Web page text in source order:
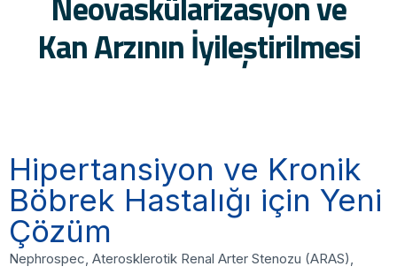
Kan Arzının İyileştirilmesi
Hipertansiyon ve Kronik
Böbrek Hastalığı için Yeni
Çözüm
Nephrospec, Aterosklerotik Renal Arter Stenozu (ARAS),